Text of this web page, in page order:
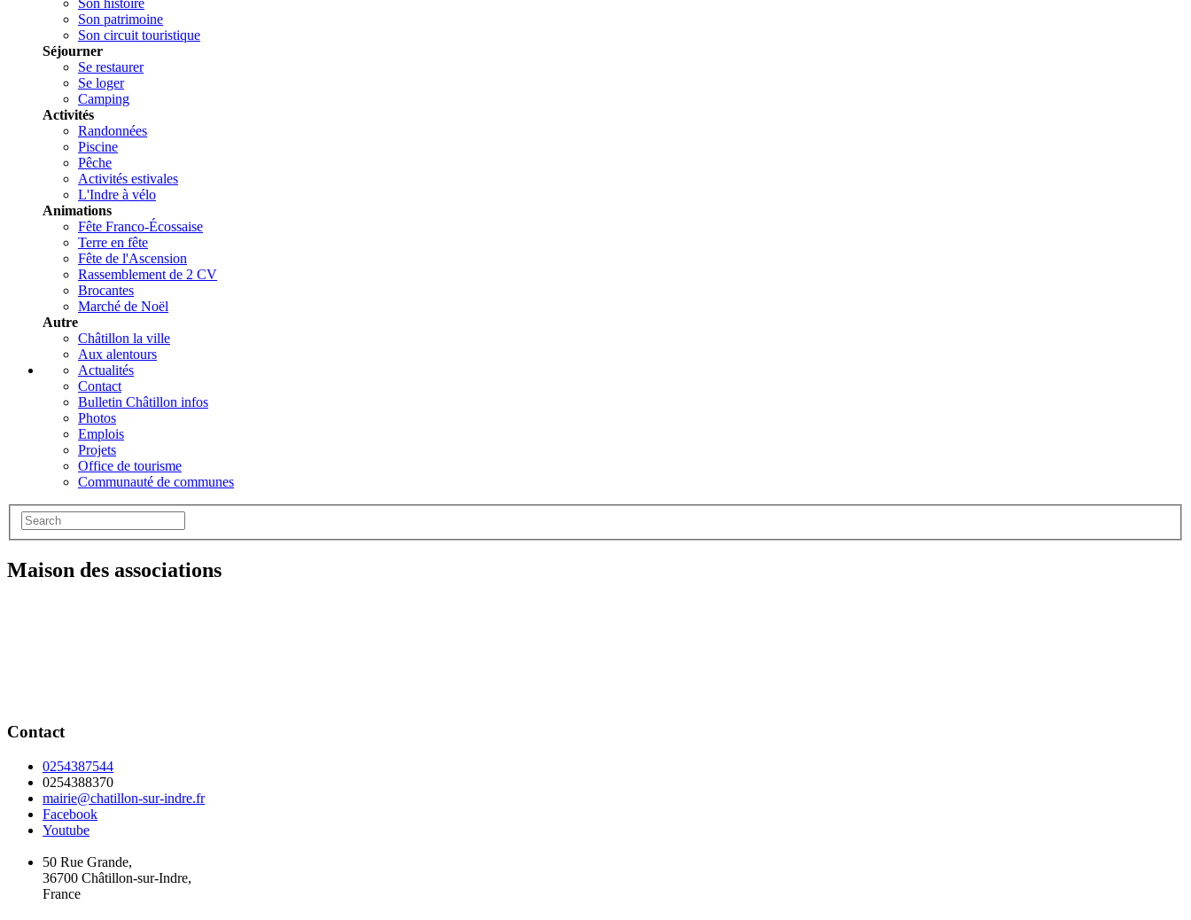
Son histoire
Son patrimoine
Son circuit touristique
Séjourner
Se restaurer
Se loger
Camping
Activités
Randonnées
Piscine
Pêche
Activités estivales
L'Indre à vélo
Animations
Fête Franco-Écossaise
Terre en fête
Fête de l'Ascension
Rassemblement de 2 CV
Brocantes
Marché de Noël
Autre
Châtillon la ville
Aux alentours
Actualités
Contact
Bulletin Châtillon infos
Photos
Emplois
Projets
Office de tourisme
Communauté de communes
Maison des associations
Contact
0254387544
0254388370
mairie@chatillon-sur-indre.fr
Facebook
Youtube
50 Rue Grande,
36700 Châtillon-sur-Indre,
France